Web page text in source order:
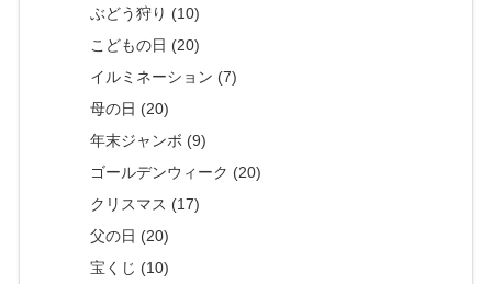
ぶどう狩り (10)
こどもの日 (20)
イルミネーション (7)
母の日 (20)
年末ジャンボ (9)
ゴールデンウィーク (20)
クリスマス (17)
父の日 (20)
宝くじ (10)